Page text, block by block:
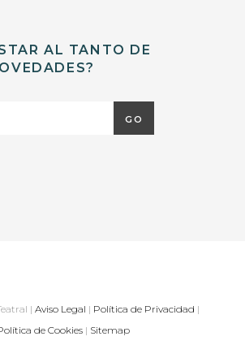
AL TANTO DE
| Aviso Legal | Política de Privacidad |
de Cookies | Sitemap